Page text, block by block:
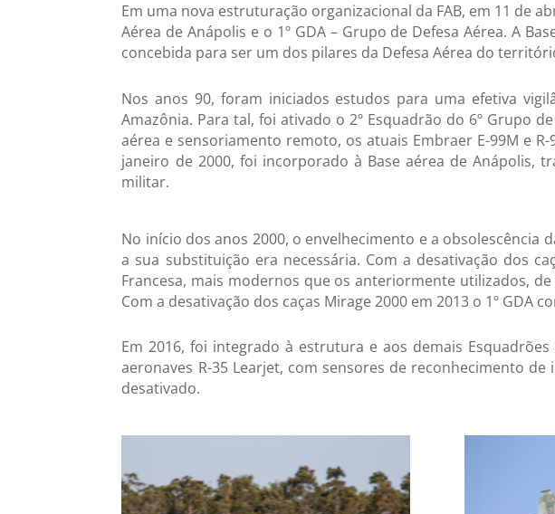
Em uma nova estruturação organizacional da FAB, em 11 de
Aérea de Anápolis e o 1º GDA – Grupo de Defesa Aérea. A
concebida para ser um dos pilares da Defesa Aérea do
Nos anos 90, foram iniciados estudos para uma efetiva
Amazônia. Para tal, foi ativado o 2º Esquadrão do 6º Grupo
aérea e sensoriamento remoto, os atuais Embraer E-99M e
janeiro de 2000, foi incorporado à Base aérea de Anápolis,
militar.
No início dos anos 2000, o envelhecimento e a obsolescência
a sua substituição era necessária. Com a desativação dos
Francesa, mais modernos que os anteriormente utilizados,
Com a desativação dos caças Mirage 2000 em 2013 o 1º GDA
Em 2016, foi integrado à estrutura e aos demais
aeronaves R-35 Learjet, com sensores de reconhecimento
desativado.